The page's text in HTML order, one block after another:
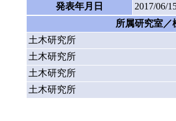
発表年月日
2017/06/
所属研究室／
土木研究所
土木研究所
土木研究所
土木研究所